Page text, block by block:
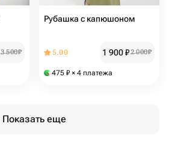
3 500₽
Рубашка с капюшоном
5.00 1 900₽2 000₽
475 ₽ × 4 платежа
Показать еще